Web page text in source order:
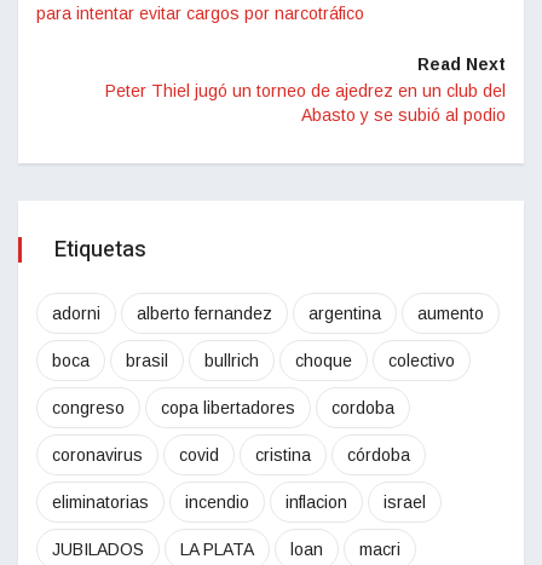
para intentar evitar cargos por narcotráfico
Read Next
Peter Thiel jugó un torneo de ajedrez en un club del
Abasto y se subió al podio
Etiquetas
adorni alberto fernandez argentina aumento
boca brasil bullrich choque colectivo
congreso copa libertadores cordoba
coronavirus covid cristina córdoba
eliminatorias incendio inflacion israel
JUBILADOS LA PLATA loan macri